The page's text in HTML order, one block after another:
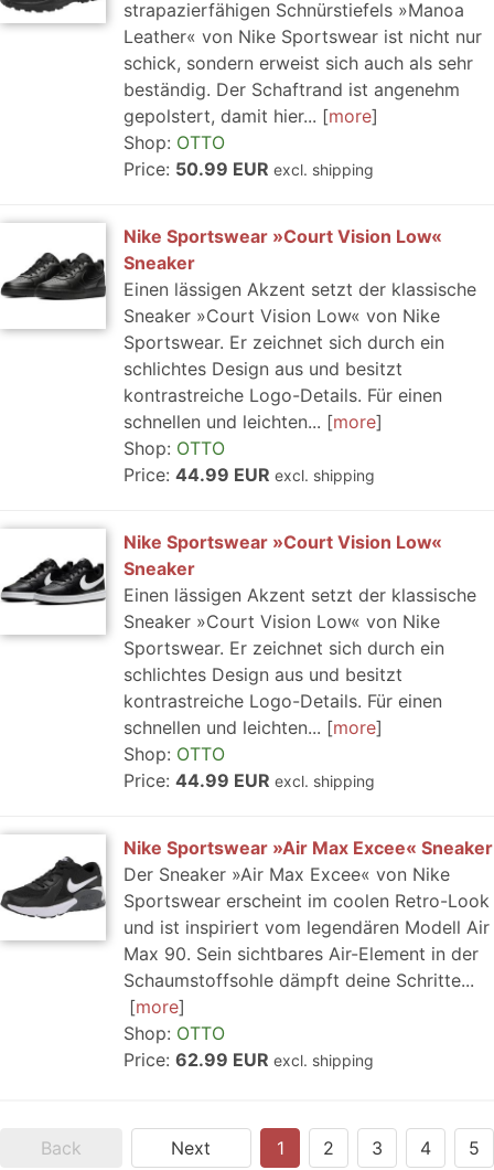
strapazierfähigen Schnürstiefels »Manoa
Leather« von Nike Sportswear ist nicht nur
schick, sondern erweist sich auch als sehr
beständig. Der Schaftrand ist angenehm
gepolstert, damit hier...
more
Shop: OTTO
Price: 50.99 EUR excl. shipping
Nike Sportswear »Court Vision Low«
Sneaker
Einen lässigen Akzent setzt der klassische
Sneaker »Court Vision Low« von Nike
Sportswear. Er zeichnet sich durch ein
schlichtes Design aus und besitzt
kontrastreiche Logo-Details. Für einen
schnellen und leichten...
more
Shop: OTTO
Price: 44.99 EUR excl. shipping
Nike Sportswear »Court Vision Low«
Sneaker
Einen lässigen Akzent setzt der klassische
Sneaker »Court Vision Low« von Nike
Sportswear. Er zeichnet sich durch ein
schlichtes Design aus und besitzt
kontrastreiche Logo-Details. Für einen
schnellen und leichten...
more
Shop: OTTO
Price: 44.99 EUR excl. shipping
Nike Sportswear »Air Max Excee« Sneaker
Der Sneaker »Air Max Excee« von Nike
Sportswear erscheint im coolen Retro-Look
und ist inspiriert vom legendären Modell Air
Max 90. Sein sichtbares Air-Element in der
Schaumstoffsohle dämpft deine Schritte...
more
Shop: OTTO
Price: 62.99 EUR excl. shipping
Back Next 1 2 3 4 5